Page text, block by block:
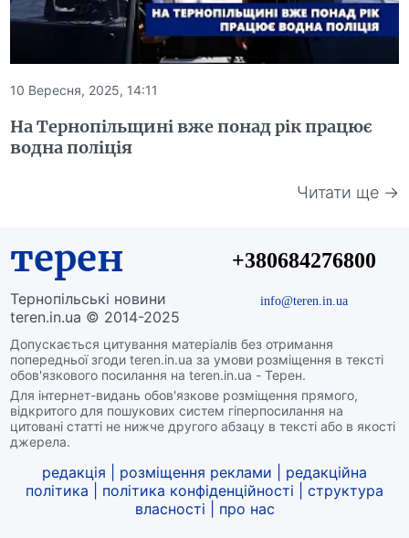
10 Вересня, 2025, 14:11
На Тернопільщині вже понад рік працює
водна поліція
Читати ще →
терен
Тернопільські новини
teren.in.ua © 2014-2025
Допускається цитування матеріалів без отримання
попередньої згоди teren.in.ua за умови розміщення в тексті
обов'язкового посилання на teren.in.ua - Терен.
Для інтернет-видань обов'язкове розміщення прямого,
відкритого для пошукових систем гіперпосилання на
цитовані статті не нижче другого абзацу в тексті або в якості
джерела.
+380684276800
info@teren.in.ua
редакція розміщення реклами
редакційна
політика
політика конфіденційності
структура
власності
про нас